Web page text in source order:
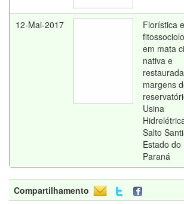
12-Mai-2017
Florística e
em mata
nativa e
margens
Usina
Salto
Estado do
Paraná
Compartilhamento